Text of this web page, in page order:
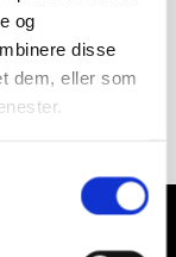
og
disse
dem, eller som